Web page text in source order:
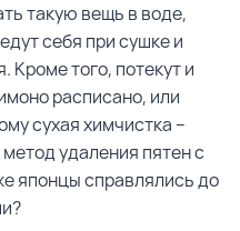
такую вещь в воде,
себя при сушке и
Кроме того, потекут и
расписано, или
сухая химчистка –
удаления пятен с
японцы справлялись до